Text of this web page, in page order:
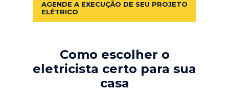
AGENDE A EXECUÇÃO DE SEU PROJETO
ELÉTRICO
Como escolher o
eletricista certo para sua
casa